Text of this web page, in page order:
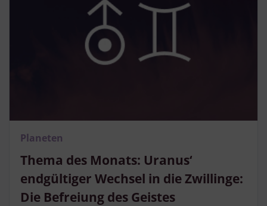
Thema des Monats: Uranus‘
endgültiger Wechsel in die Zwillinge:
Die Befreiung des Geistes
Planeten